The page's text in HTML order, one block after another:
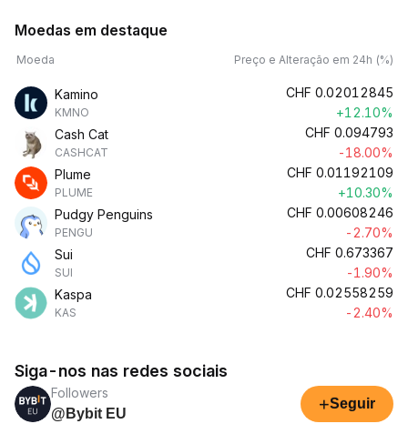
Moedas em destaque
Moeda Preço e Alteração em 24h (%)
Kamino
KMNO
CHF 0.02012845
+12.10%
Cash Cat
CASHCAT
CHF 0.094793
-18.00%
Plume
PLUME
CHF 0.01192109
+10.30%
Pudgy Penguins
PENGU
CHF 0.00608246
-2.70%
Sui
SUI
CHF 0.673367
-1.90%
Kaspa
KAS
CHF 0.02558259
-2.40%
Siga-nos nas redes sociais
Followers
@Bybit EU
+Seguir